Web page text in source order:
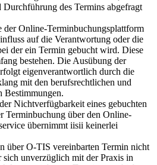
des Termins abgefragt
der Online-Terminbuchungsplattform
auf die Verantwortung oder die
der ein Termin gebucht wird. Diese
bestehen. Die Ausübung der
eigenverantwortlich durch die
mit den berufsrechtlichen und
Bestimmungen.
Nichtverfügbarkeit eines gebuchten
Terminbuchung über den Online-
übernimmt iisii keinerlei
über O-TIS vereinbarten Termin nicht
sich unverzüglich mit der Praxis in